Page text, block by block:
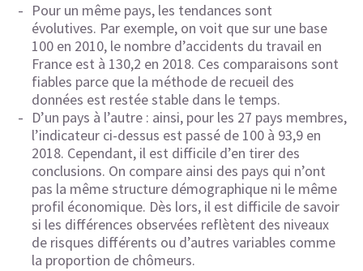
Pour un même pays, les tendances sont
évolutives. Par exemple, on voit que sur une base
100 en 2010, le nombre d’accidents du travail en
France est à 130,2 en 2018. Ces comparaisons sont
fiables parce que la méthode de recueil des
données est restée stable dans le temps.
D’un pays à l’autre : ainsi, pour les 27 pays membres,
l’indicateur ci-dessus est passé de 100 à 93,9 en
2018. Cependant, il est difficile d’en tirer des
conclusions. On compare ainsi des pays qui n’ont
pas la même structure démographique ni le même
profil économique. Dès lors, il est difficile de savoir
si les différences observées reflètent des niveaux
de risques différents ou d’autres variables comme
la proportion de chômeurs.